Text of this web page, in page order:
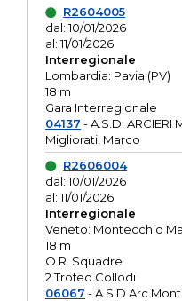
R2604005
dal: 10/01/2026
al: 11/01/2026
Interregionale
Lombardia: Pavia (PV)
18 m
Gara Interregionale
04137 - A.S.D. ARCIERI
Migliorati, Marco
R2606004
dal: 10/01/2026
al: 11/01/2026
Interregionale
Veneto: Montecchio
18 m
O.R. Squadre
2 Trofeo Collodi
06067 -